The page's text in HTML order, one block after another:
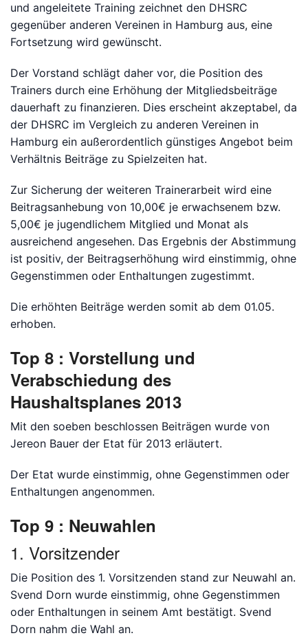
und angeleitete Training zeichnet den DHSRC
gegenüber anderen Vereinen in Hamburg aus, eine
Fortsetzung wird gewünscht.
Der Vorstand schlägt daher vor, die Position des
Trainers durch eine Erhöhung der Mitgliedsbeiträge
dauerhaft zu finanzieren. Dies erscheint akzeptabel, da
der DHSRC im Vergleich zu anderen Vereinen in
Hamburg ein außerordentlich günstiges Angebot beim
Verhältnis Beiträge zu Spielzeiten hat.
Zur Sicherung der weiteren Trainerarbeit wird eine
Beitragsanhebung von 10,00€ je erwachsenem bzw.
5,00€ je jugendlichem Mitglied und Monat als
ausreichend angesehen. Das Ergebnis der Abstimmung
ist positiv, der Beitragserhöhung wird einstimmig, ohne
Gegenstimmen oder Enthaltungen zugestimmt.
Die erhöhten Beiträge werden somit ab dem 01.05.
erhoben.
Top 8 : Vorstellung und
Verabschiedung des
Haushaltsplanes 2013
Mit den soeben beschlossen Beiträgen wurde von
Jereon Bauer der Etat für 2013 erläutert.
Der Etat wurde einstimmig, ohne Gegenstimmen oder
Enthaltungen angenommen.
Top 9 : Neuwahlen
1. Vorsitzender
Die Position des 1. Vorsitzenden stand zur Neuwahl an.
Svend Dorn wurde einstimmig, ohne Gegenstimmen
oder Enthaltungen in seinem Amt bestätigt. Svend
Dorn nahm die Wahl an.